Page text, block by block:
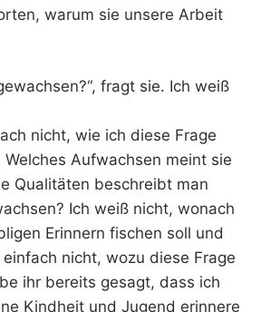
warum sie unsere Arbeit
fragt sie. Ich weiß
nicht, wie ich diese Frage
Aufwachsen meint sie
Qualitäten beschreibt man
Ich weiß nicht, wonach
Erinnern fischen soll und
nicht, wozu diese Frage
ihr bereits gesagt, dass ich
Kindheit und Jugend erinnere